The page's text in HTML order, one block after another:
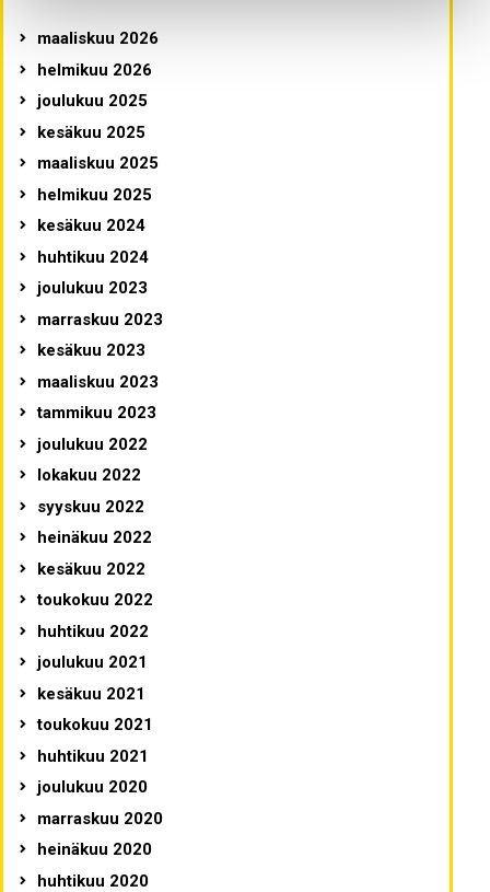
maaliskuu 2026
helmikuu 2026
joulukuu 2025
kesäkuu 2025
maaliskuu 2025
helmikuu 2025
kesäkuu 2024
huhtikuu 2024
joulukuu 2023
marraskuu 2023
kesäkuu 2023
maaliskuu 2023
tammikuu 2023
joulukuu 2022
lokakuu 2022
syyskuu 2022
heinäkuu 2022
kesäkuu 2022
toukokuu 2022
huhtikuu 2022
joulukuu 2021
kesäkuu 2021
toukokuu 2021
huhtikuu 2021
joulukuu 2020
marraskuu 2020
heinäkuu 2020
huhtikuu 2020